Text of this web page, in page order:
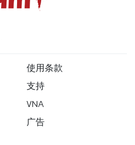
使用条款
支持
VNA
广告